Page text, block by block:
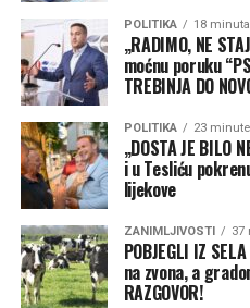
U prvom trenutku pomislio je
a zatim je zaustavio
mjestu i nazvao suprugu.
Jelena je još uvijek bila na
pokušavala saznati gdje je
„Mislila sam da se šali.
vratila se, a auta nema. Prvo
pomjerio vozilo naprijed.
stvarno prešao granicu bez
smijeh.
POLITIKA 18
„RADIMO, NE
moćnu poruku
TREBINJA DO
POLITIKA 23
„DOSTA JE BILO
i u Tesliću
lijekove
ZANIMLJIVOSTI 37
POBJEGLI IZ
na zvona, a
RAZGOVOR!